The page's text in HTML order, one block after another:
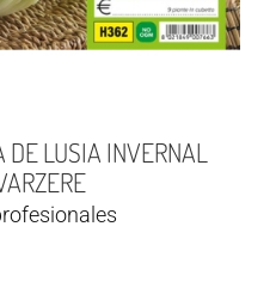
LUSIA INVERNAL